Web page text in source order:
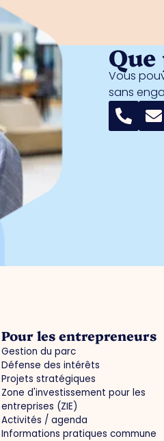
Vous
sans
Pour les entrepreneurs
Gestion du parc
Défense des intérêts
Projets stratégiques
Zone d'investissement pour les
entreprises (ZIE)
Activités / agenda
Informations pratiques commune